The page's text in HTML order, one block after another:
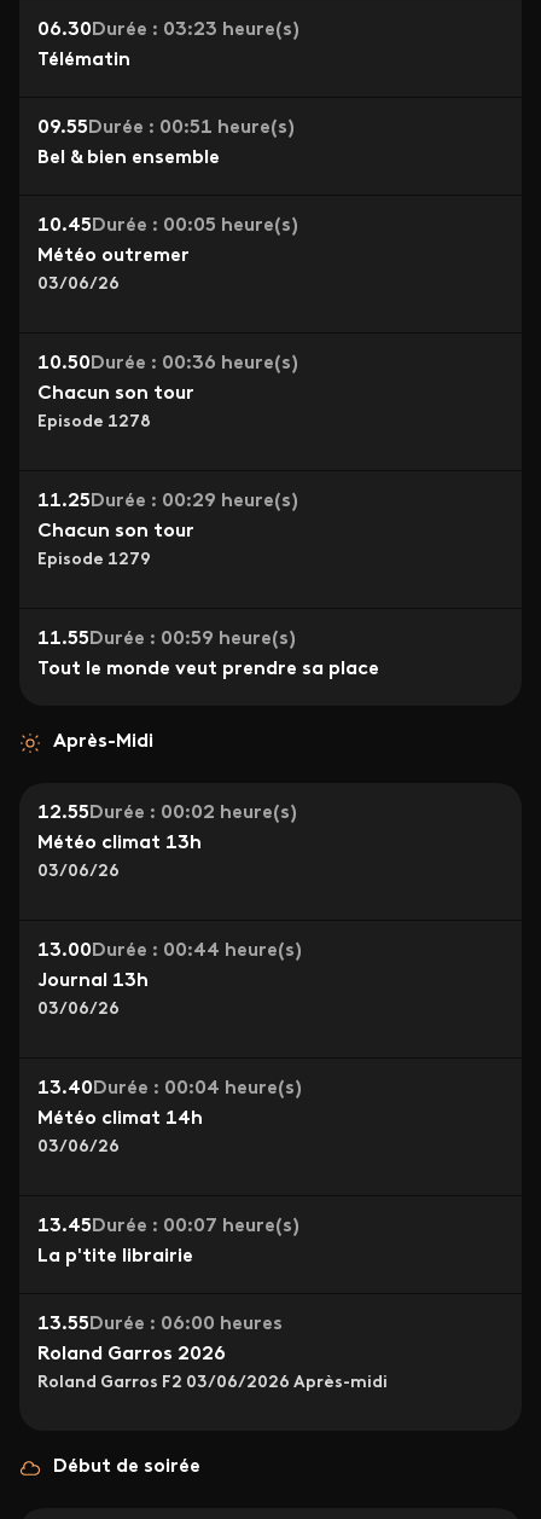
06.30 Durée : 03:23 heure(s)
Télématin
09.55 Durée : 00:51 heure(s)
Bel & bien ensemble
10.45 Durée : 00:05 heure(s)
Météo outremer
03/06/26
10.50 Durée : 00:36 heure(s)
Chacun son tour
Episode 1278
11.25 Durée : 00:29 heure(s)
Chacun son tour
Episode 1279
11.55 Durée : 00:59 heure(s)
Tout le monde veut prendre sa place
Après-Midi
12.55 Durée : 00:02 heure(s)
Météo climat 13h
03/06/26
13.00 Durée : 00:44 heure(s)
Journal 13h
03/06/26
13.40 Durée : 00:04 heure(s)
Météo climat 14h
03/06/26
13.45 Durée : 00:07 heure(s)
La p'tite librairie
13.55 Durée : 06:00 heures
Roland Garros 2026
Roland Garros F2 03/06/2026 Après-midi
Début de soirée